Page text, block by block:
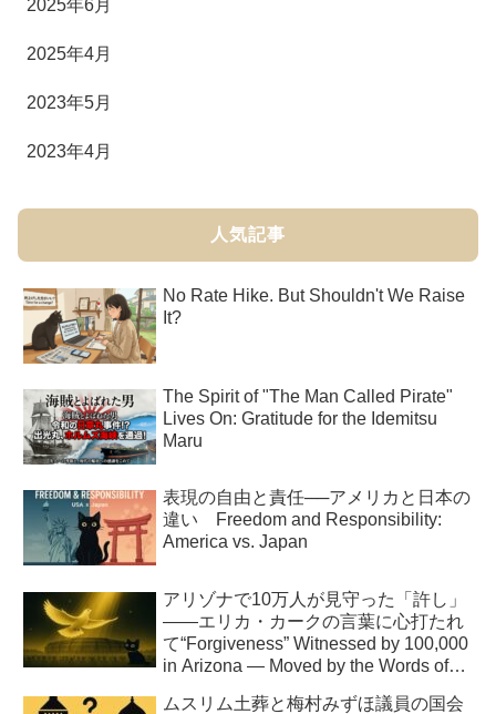
2025年6月
2025年4月
2023年5月
2023年4月
人気記事
No Rate Hike. But Shouldn't We Raise
It?
The Spirit of "The Man Called Pirate"
Lives On: Gratitude for the Idemitsu
Maru
表現の自由と責任──アメリカと日本の
違い Freedom and Responsibility:
America vs. Japan
アリゾナで10万人が見守った「許し」
――エリカ・カークの言葉に心打たれ
て“Forgiveness” Witnessed by 100,000
in Arizona — Moved by the Words of
ムスリム土葬と梅村みずほ議員の国会